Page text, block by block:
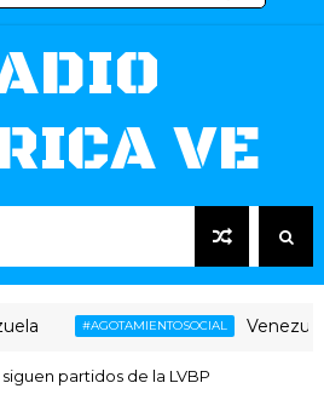
VE
#AGOTAMIENTOSOCIAL Venezuela:
siguen partidos de la LVBP